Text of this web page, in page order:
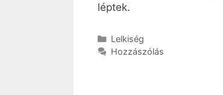
léptek.
Kategória
Lelkiség
Hozzászólás